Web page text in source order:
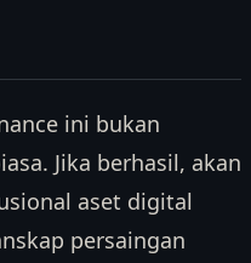
ini bukan
Jika berhasil, akan
aset digital
persaingan